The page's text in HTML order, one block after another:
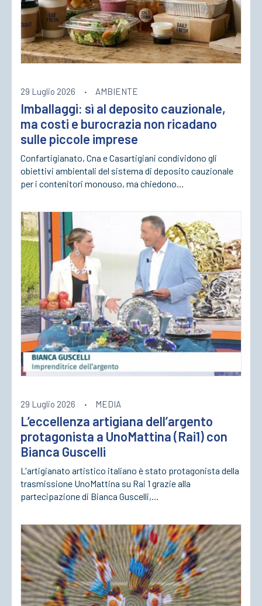
29 Luglio 2026 · AMBIENTE
Imballaggi: sì al deposito cauzionale,
ma costi e burocrazia non ricadano
sulle piccole imprese
Confartigianato, Cna e Casartigiani condividono gli
obiettivi ambientali del sistema di deposito cauzionale
per i contenitori monouso, ma chiedono…
29 Luglio 2026 · MEDIA
L’eccellenza artigiana dell’argento
protagonista a UnoMattina (Rai1) con
Bianca Guscelli
L'artigianato artistico italiano è stato protagonista della
trasmissione UnoMattina su Rai 1 grazie alla
partecipazione di Bianca Guscelli,…